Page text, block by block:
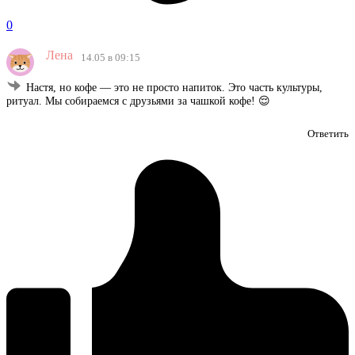
0
Лена 14.05 в 09:15
Настя, но кофе — это не просто напиток. Это часть культуры,
ритуал. Мы собираемся с друзьями за чашкой кофе! 😌
Ответить